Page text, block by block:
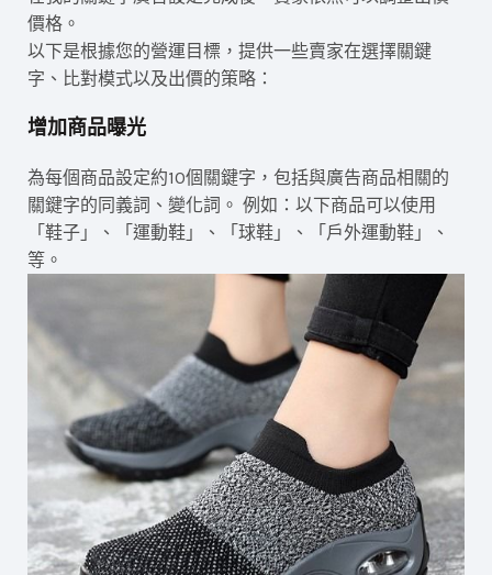
價格。
以下是根據您的營運目標，提供一些賣家在選擇關鍵
字、比對模式以及出價的策略：
增加商品曝光
為每個商品設定約10個關鍵字，包括與廣告商品相關的
關鍵字的同義詞、變化詞。 例如：以下商品可以使用
「鞋子」、「運動鞋」、「球鞋」、「戶外運動鞋」、
等。